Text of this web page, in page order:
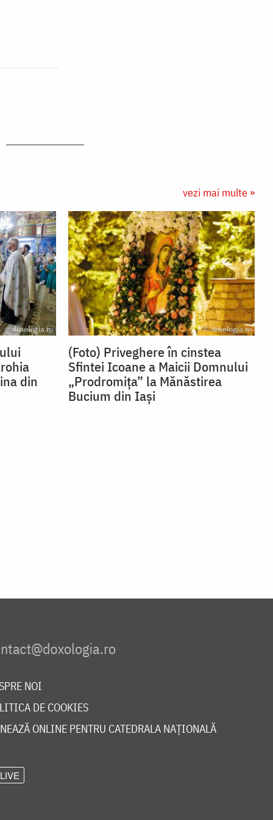
vezi mai multe »
din
(Foto) Priveghere în cinstea
Sfintei Icoane a Maicii Domnului
„Prodromița” la Mănăstirea
Bucium din Iași
NOI
DE COOKIES
ONLINE PENTRU CATEDRALA NAȚIONALĂ
LIVE